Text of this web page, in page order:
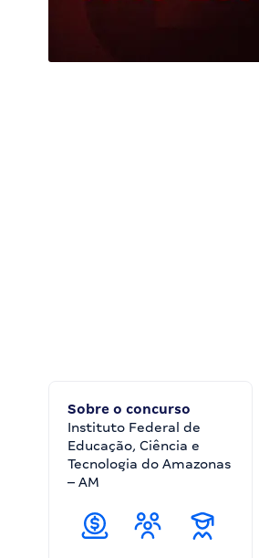
Sobre o concurso
Instituto Federal de
Educação, Ciência e
Tecnologia do Amazonas
– AM